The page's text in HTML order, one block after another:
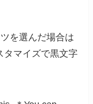
を選んだ場合は
タマイズで黒文字